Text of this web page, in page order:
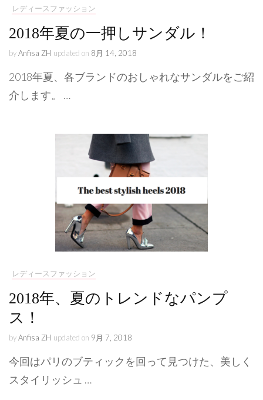
レディースファッション
2018年夏の一押しサンダル！
byAnfisa ZH updated on 8月 14, 2018
2018年夏、各ブランドのおしゃれなサンダルをご紹
介します。 …
レディースファッション
2018年、夏のトレンドなパンプ
ス！
byAnfisa ZH updated on 9月 7, 2018
今回はパリのブティックを回って見つけた、美しく
スタイリッシュ …